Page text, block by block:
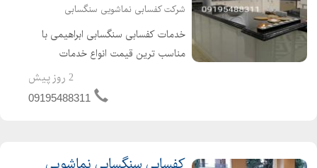
شرکت کفسابی نماشویی سنگسابی
خدمات کفسابی سنگسابی ابراهیمی با
مناسب ترین قیمت انواع خدمات
کفسابی اعم از کفسابی پارکینگ پارکت
لابی نشینمن منزل اداره شرکت هتل
2 روز پیش
09195488311